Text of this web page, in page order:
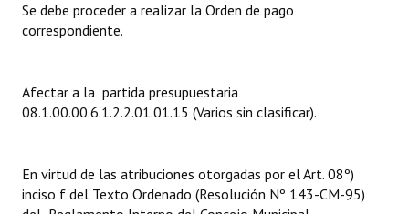
NORMATIVA
Declaraciones
Resoluciones de Presidencia
Se debe proceder a realizar la Orden de pago
correspondiente.
Afectar a la partida presupuestaria
08.1.00.00.6.1.2.2.01.01.15 (Varios sin clasificar).
En virtud de las atribuciones otorgadas por el Art. 08º)
inciso f del Texto Ordenado (Resolución Nº 143-CM-95)